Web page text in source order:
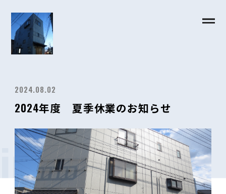
information
2024.08.02
2024年度 夏季休業のお知らせ